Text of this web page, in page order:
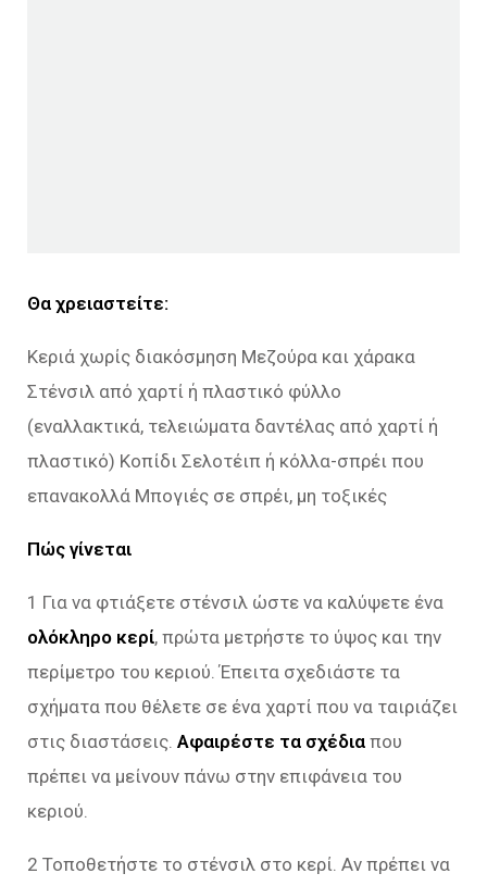
Θα χρειαστείτε:
Κεριά χωρίς διακόσμηση Μεζούρα και χάρακα
Στένσιλ από χαρτί ή πλαστικό φύλλο
(εναλλακτικά, τελειώματα δαντέλας από χαρτί ή
πλαστικό) Κοπίδι Σελοτέιπ ή κόλλα-σπρέι που
επανακολλά Μπογιές σε σπρέι, μη τοξικές
Πώς γίνεται
1 Για να φτιάξετε στένσιλ ώστε να καλύψετε ένα
ολόκληρο κερί, πρώτα μετρήστε το ύψος και την
περίμετρο του κεριού. Έπειτα σχεδιάστε τα
σχήματα που θέλετε σε ένα χαρτί που να ταιριάζει
στις διαστάσεις. Αφαιρέστε τα σχέδια που
πρέπει να μείνουν πάνω στην επιφάνεια του
κεριού.
2 Τοποθετήστε το στένσιλ στο κερί. Αν πρέπει να